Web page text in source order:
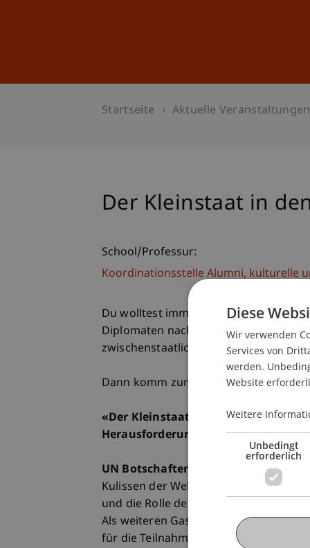
Startseite Aktuelle Veranstaltungen
Der Kleinstaat in
School/Professur:
Koordinationsstelle Alumni, kulturelle
Du wolltest immer schon mit Experten
Diplomaten nach seinen täglichen
zwischenstaatliche Organisation der
Dann komm zum Event des Club
«Der Kleinstaat in den Vereinten
Herausforderungen und Chancen
UN Botschafter Christian Wenaweser
Kulissen der Weltbühne ermöglichen,
und die Rolle der Kleinstaaten erläutern.
Als weiteren Gast konnten wirDr.
für die Teilnahme gewinnen.
Diese
Wir verwenden
Services von
werden.
Website
Weitere
Unbedingt
erforderlich